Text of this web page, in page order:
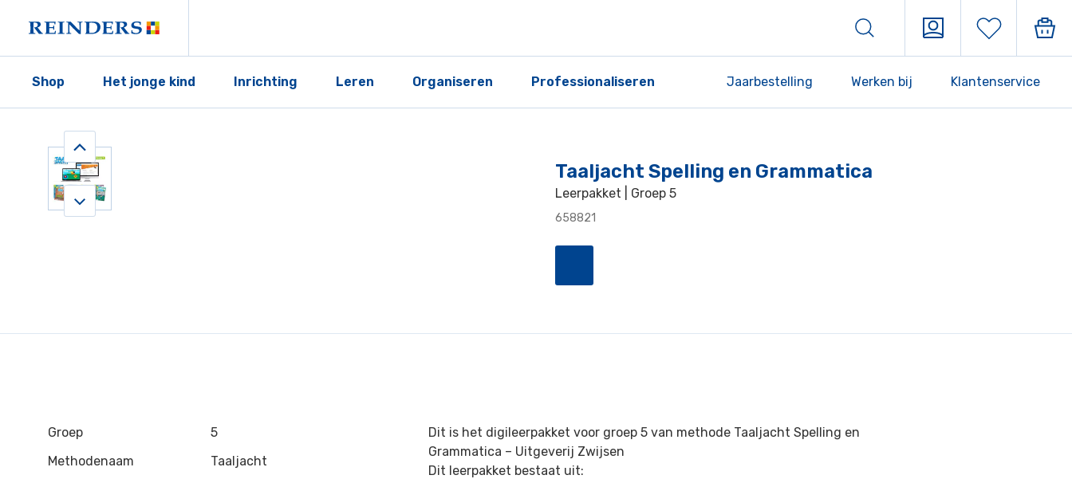
Shop Het jonge kind Inrichting Leren Organiseren Professionaliseren Jaarbestelling Werken bij Klantenservice
Taaljacht Spelling en Grammatica
Leerpakket | Groep 5
658821
Groep
5
Methodenaam
Taaljacht
Dit is het digileerpakket voor groep 5 van methode Taaljacht Spelling en
Grammatica – Uitgeverij Zwijsen
Dit leerpakket bestaat uit: